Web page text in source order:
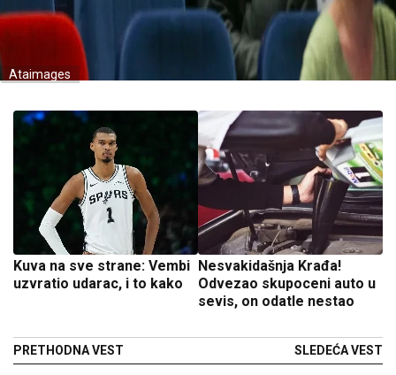
Ataimages
Kuva na sve strane: Vembi
uzvratio udarac, i to kako
PRETHODNA VEST
Nesvakidašnja Krađa!
Odvezao skupoceni auto u
sevis, on odatle nestao
SLEDEĆA VEST